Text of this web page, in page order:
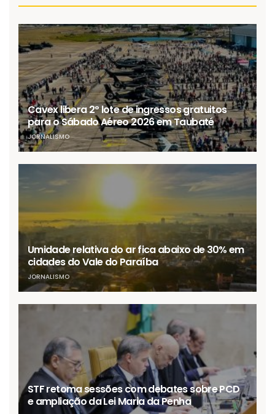
Cavex libera 2º lote de ingressos gratuitos
para o Sábado Aéreo 2026 em Taubaté
JORNALISMO
Umidade relativa do ar fica abaixo de 30% em
cidades do Vale do Paraíba
JORNALISMO
STF retoma sessões com debates sobre PCD
e ampliação da Lei Maria da Penha